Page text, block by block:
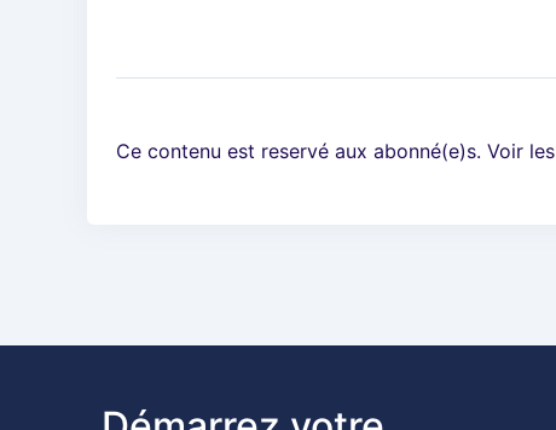
Ce contenu est reservé aux abonné(e)s. Voir les